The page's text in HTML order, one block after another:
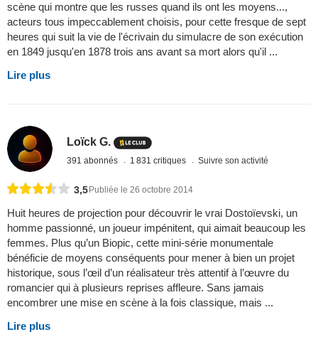
scène qui montre que les russes quand ils ont les moyens...,
acteurs tous impeccablement choisis, pour cette fresque de sept
heures qui suit la vie de l'écrivain du simulacre de son exécution
en 1849 jusqu'en 1878 trois ans avant sa mort alors qu'il ...
Lire plus
Loïck G.
391 abonnés 1 831 critiques Suivre son activité
3,5Publiée le 26 octobre 2014
Huit heures de projection pour découvrir le vrai Dostoïevski, un
homme passionné, un joueur impénitent, qui aimait beaucoup les
femmes. Plus qu’un Biopic, cette mini-série monumentale
bénéficie de moyens conséquents pour mener à bien un projet
historique, sous l’œil d’un réalisateur très attentif à l’œuvre du
romancier qui à plusieurs reprises affleure. Sans jamais
encombrer une mise en scène à la fois classique, mais ...
Lire plus